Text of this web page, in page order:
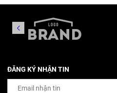
ĐĂNG KÝ NHẬN TIN